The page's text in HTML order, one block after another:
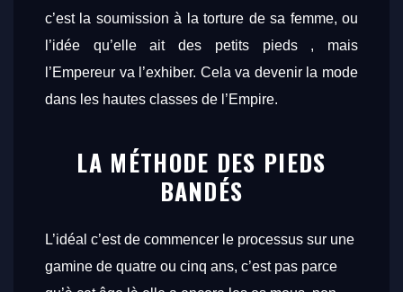
c’est la soumission à la torture de sa femme, ou
l’idée qu’elle ait des petits pieds , mais
l’Empereur va l’exhiber. Cela va devenir la mode
dans les hautes classes de l’Empire.
LA MÉTHODE DES PIEDS
BANDÉS
L’idéal c’est de commencer le processus sur une
gamine de quatre ou cinq ans, c’est pas parce